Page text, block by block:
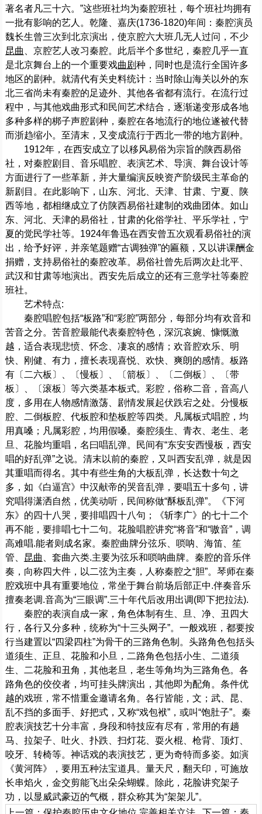
著名者凡三十六。”这些班社均为秦腔班社，每个班社均拥有
一批有影响的艺人。乾隆、嘉庆(1736-1820)年间：秦腔演员
魏长生曾三次到北京演出，使京腔六大班几无人过问，不少
昆曲
、京腔艺人改习秦腔。此后半个多世纪，秦腔几乎一直
是北京舞台上的一个重要戏曲剧种，同时也是流行全国许多
地区的剧种。就清代有关史料统计：当时除山海关以外的东
北三省尚未有秦腔的足迹外、其他各省都有流行。在流行过
程中，与其他戏曲形式和民间艺术结合，逐渐递变形成各地
多种多样的梆子声腔剧种，秦腔在各地流行的地位遂被代替
而浙趋缩小。至清末，又变成流行于西北一带的地方剧种。
1912年，在西安成立了以移风易俗为宗旨的陕西易俗
社，对秦腔剧目、音乐唱腔、表演艺术、导演、舞台设计等
方面进行了一些革新，并大量编演反映资产阶级民主革命的
新剧目。在此影响下，山东、河北、天津、甘肃、宁夏、陕
西等地，都相继成立了仿陕西易俗社建制的戏曲团体。如山
东、河北、天津的易俗社，甘肃的化俗学社、平乐学社，宁
夏的觉民学社等。1924年鲁迅在西安曾五次观看易俗社的演
出，给予好评，并亲笔题赠“古调独弹”的匾额，又以讲课酬金
捐赠，支持易俗社的秦腔改革。易俗社曾先后两次赴北平、
武汉和甘肃等地演出。西安先后成立的还有三意学社等秦腔
班社。
艺术特点:
秦腔唱腔包括“板路”和“彩腔”两部分，每部分均有欢音和
苦音之分。苦音腔最能代表秦腔特色，深沉哀婉、慷慨激
越，适合表现悲愤、怀念、凄哀的感情；欢音腔欢乐、明
快、刚健、有力，擅长表现喜悦、欢快、爽朗的感情。板路
有〔二六板〕、〔慢板〕、〔箭板〕、〔二倒板〕、〔带
板〕、〔滚板〕等六类基本板式。彩腔，俗称二音，音高八
度，多用在人物感情激荡、剧情发展起伏跌宕之处。分慢板
腔、二倒板腔、代板腔和垫板腔等四类。凡属板式唱腔，均
用真嗓；凡属彩腔，均用假嗓。秦腔须生、青衣、老生、老
旦、花脸均重唱，名曰唱乱弹。民间有“东安安西慢板，西安
唱的好乱弹”之说。清末以前的秦腔，又叫西安乱弹，就是因
其重唱而得名。其中有些生角的大板乱弹，长达数十句之
多，如《白逼宫》中汉献帝的哭音乱弹，要唱五十多句，讲
究唱得潇洒自然，优美动听，民间称做“酥板乱弹”。《下河
东》的四十八哭，要排唱四十八句；《斩李广》的七十二个
再不能，要排唱七十二句。花脸唱腔讲究“将音”和“嗷音”，调
高难唱.能者则成名家。秦腔曲牌分弦乐、唢呐、海笛、笙
管、 昆曲
、套曲六类.主要为弦乐和唢呐曲牌。秦腔的音乐伴
奏，向称四大件，以二弦为主奏，人称秦腔之“胆”。琴师在秦
腔戏班中具有重要地位，常坐于舞台前场后部正中.伴奏音乐
擅奏老调.音高为“三眼调”.三十年代后改用出调(即下把拉法).
秦腔的表演自成一家，角色体制有生、旦、净、丑四大
行，各行又分多种，统称为“十三头网子”。一般戏班，都要按
行当建置以“四梁四柱”为骨干的三路角色制。头路角色包括头
道须生、正旦、花脸和小旦，二路角色包括小生、二道须
生、二花脸和丑角，其他老旦，老生等角均为三路角色。各
路角色的佼佼者，均可挂头牌演出，其他即为配角。条件优
越的戏班，常不惜重金邀请名角。各行皆能，文；武、昆、
乱不挡的多面手、好把式，又称“戏包袱”，或叫“饱肚子”。秦
腔表演技艺十分丰富，身段和特技应有尽有，常用的有趟
马、拉架子、吐火、扑跌、扫灯花、耍火棍、枪背、顶灯、
咬牙、转椅等。神话戏的表演技艺，更为奇特而多姿。如演
《黄河阵》，要用五种法宝道具。量天尺，翻天印，可施放
长串焰火，金交剪能飞出朵朵蝴蝶。除此，花脸讲究架子
功，以显威武豪迈的气概，群众称其为“架架儿”。